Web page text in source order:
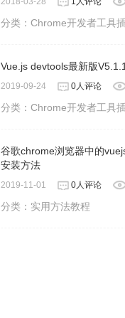
分类：Chrome开发者工具
Vue.js devtools最新版V5.1.1
2019-09-24 0人评论
分类：Chrome开发者工具
谷歌chrome浏览器中的
安装方法
2019-11-01 0人评论
分类： 实用方法教程